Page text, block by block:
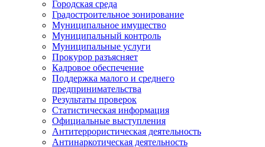
Городская среда
Градостроительное зонирование
Муниципальное имущество
Муниципальный контроль
Муниципальные услуги
Прокурор разъясняет
Кадровое обеспечение
Поддержка малого и среднего
предпринимательства
Результаты проверок
Статистическая информация
Официальные выступления
Антитеррористическая деятельность
Антинаркотическая деятельность